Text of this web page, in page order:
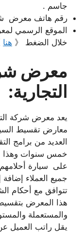
جاسم .
رقم هاتف معرض شركة
الموقع الرسمي
خلال الضغط 《 هنا
معرض
التجارية:
يعد معرض شركة
معارض تقسيط
العديد من برامج
خمس سنوات وهذا
على سيارة
جميع العملاء
تتوافق مع أحكام
هذا المعرض
والمستعملة
يقل راتب العميل عن 300 دينار